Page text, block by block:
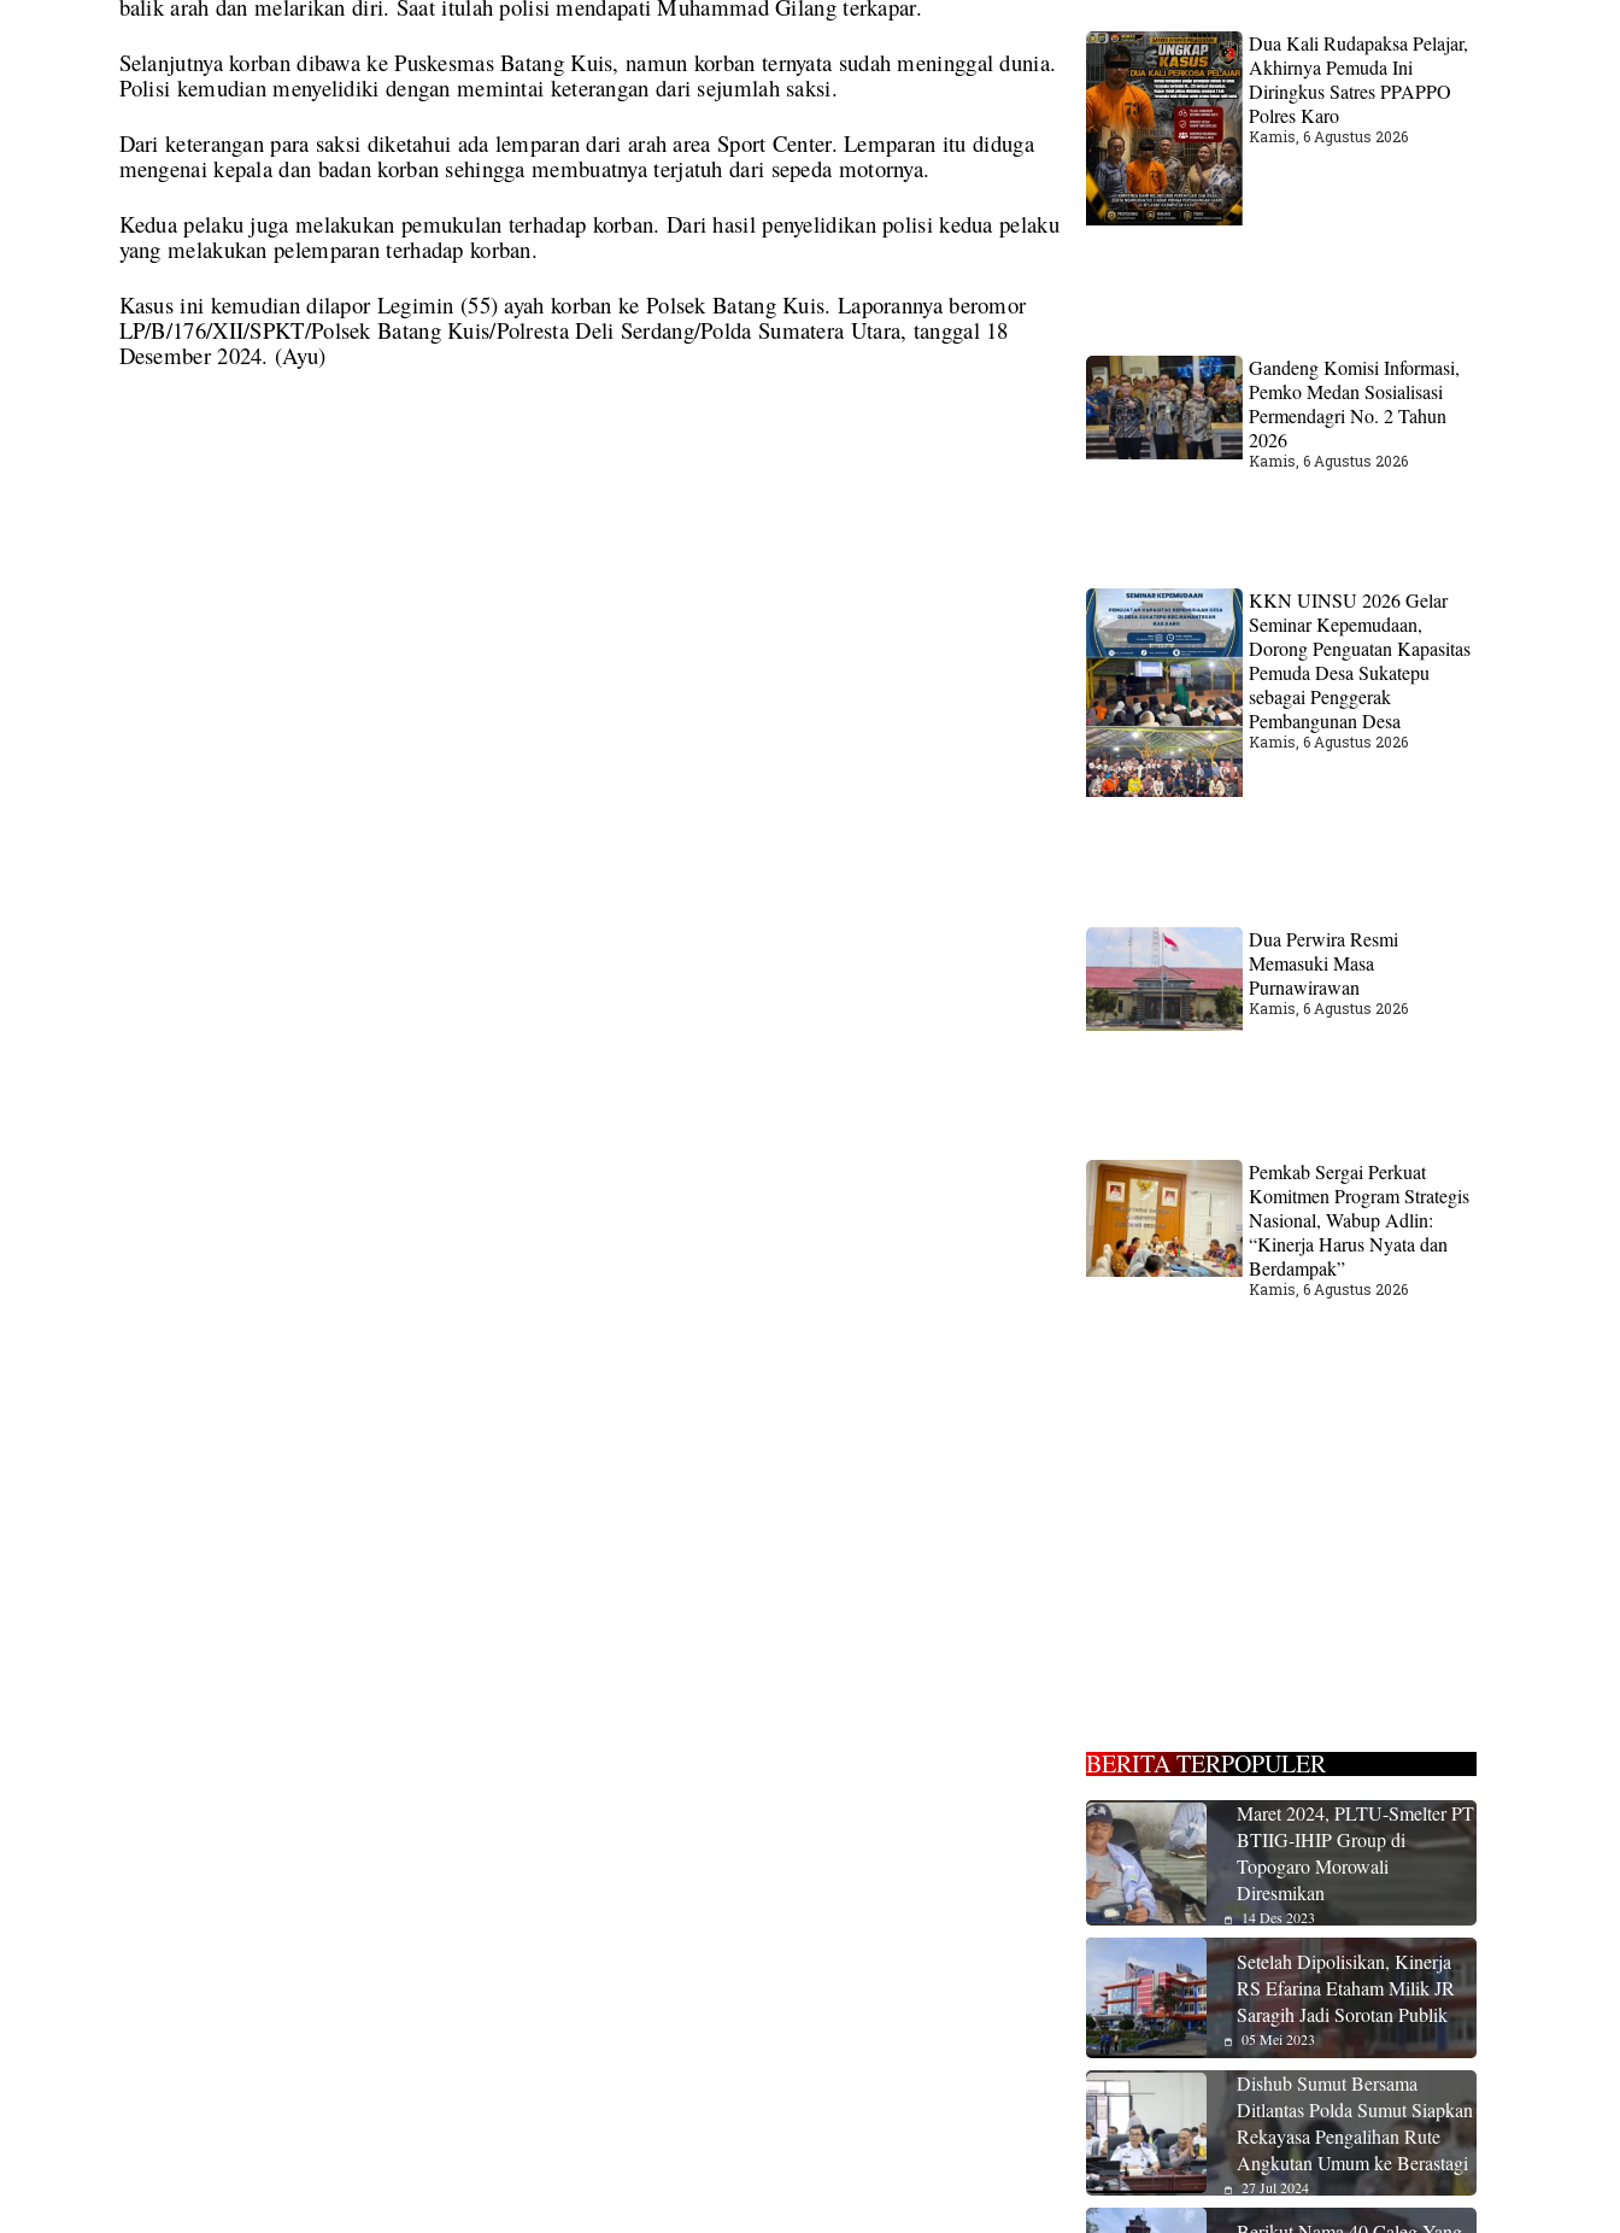
balik arah dan melarikan diri. Saat itulah polisi mendapati Muhammad Gilang terkapar.
Selanjutnya korban dibawa ke Puskesmas Batang Kuis, namun korban ternyata sudah meninggal dunia.
Polisi kemudian menyelidiki dengan memintai keterangan dari sejumlah saksi.
Dari keterangan para saksi diketahui ada lemparan dari arah area Sport Center. Lemparan itu diduga
mengenai kepala dan badan korban sehingga membuatnya terjatuh dari sepeda motornya.
Kedua pelaku juga melakukan pemukulan terhadap korban. Dari hasil penyelidikan polisi kedua pelaku
yang melakukan pelemparan terhadap korban.
Kasus ini kemudian dilapor Legimin (55) ayah korban ke Polsek Batang Kuis. Laporannya beromor
LP/B/176/XII/SPKT/Polsek Batang Kuis/Polresta Deli Serdang/Polda Sumatera Utara, tanggal 18
Desember 2024. (Ayu)
Dua Kali Rudapaksa Pelajar,
Akhirnya Pemuda Ini
Diringkus Satres PPAPPO
Polres Karo
Kamis, 6 Agustus 2026
Gandeng Komisi Informasi,
Pemko Medan Sosialisasi
Permendagri No. 2 Tahun
2026
Kamis, 6 Agustus 2026
KKN UINSU 2026 Gelar
Seminar Kepemudaan,
Dorong Penguatan Kapasitas
Pemuda Desa Sukatepu
sebagai Penggerak
Pembangunan Desa
Kamis, 6 Agustus 2026
Dua Perwira Resmi
Memasuki Masa
Purnawirawan
Kamis, 6 Agustus 2026
Pemkab Sergai Perkuat
Komitmen Program Strategis
Nasional, Wabup Adlin:
“Kinerja Harus Nyata dan
Berdampak”
Kamis, 6 Agustus 2026
BERITA TERPOPULER
Maret 2024, PLTU-Smelter PT
BTIIG-IHIP Group di
Topogaro Morowali
Diresmikan
14 Des 2023
Setelah Dipolisikan, Kinerja
RS Efarina Etaham Milik JR
Saragih Jadi Sorotan Publik
05 Mei 2023
Dishub Sumut Bersama
Ditlantas Polda Sumut Siapkan
Rekayasa Pengalihan Rute
Angkutan Umum ke Berastagi
27 Jul 2024